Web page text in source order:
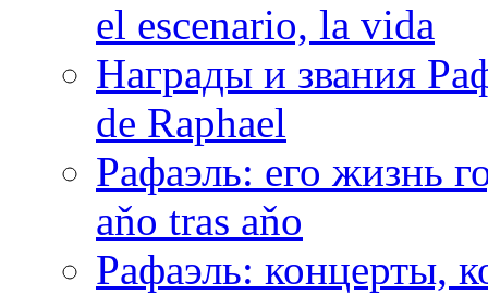
el escenario, la vida
Награды и звания
de Raphael
Рафаэль: его жизнь
aňo tras aňo
Рафаэль: концерты,